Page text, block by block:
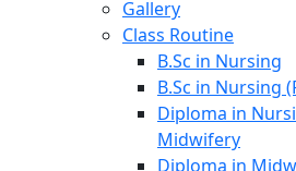
Gallery
Class Routine
B.Sc in Nursing
B.Sc in Nursing
Diploma in
Midwifery
Diploma in